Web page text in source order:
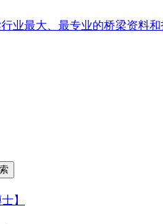
】